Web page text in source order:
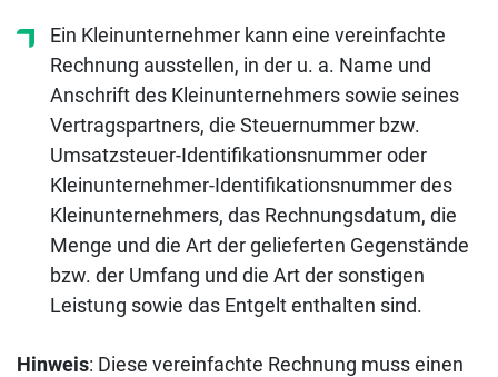
Ein Kleinunternehmer kann eine vereinfachte
Rechnung ausstellen, in der u. a. Name und
Anschrift des Kleinunternehmers sowie seines
Vertragspartners, die Steuernummer bzw.
Umsatzsteuer-Identifikationsnummer oder
Kleinunternehmer-Identifikationsnummer des
Kleinunternehmers, das Rechnungsdatum, die
Menge und die Art der gelieferten Gegenstände
bzw. der Umfang und die Art der sonstigen
Leistung sowie das Entgelt enthalten sind.
Hinweis: Diese vereinfachte Rechnung muss einen